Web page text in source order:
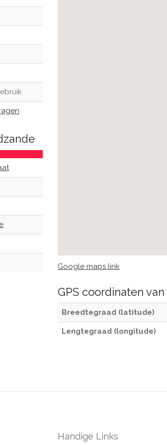
Google maps link
GPS coordinaten van
Breedtegraad (latitude)
Lengtegraad (longitude)
Handige Links